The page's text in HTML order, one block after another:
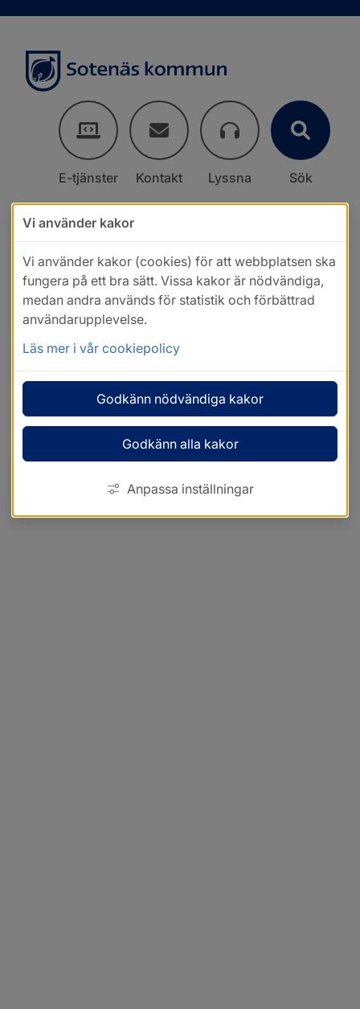
E-tjänster Kontakt Lyssna Sök
Vi använder kakor
Vi använder kakor (cookies) för att webbplatsen ska
fungera på ett bra sätt. Vissa kakor är nödvändiga,
medan andra används för statistik och förbättrad
användarupplevelse.
Läs mer i vår cookiepolicy
Godkänn nödvändiga kakor
Godkänn alla kakor
Anpassa inställningar